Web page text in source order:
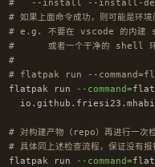
#   --install --install-
# 如果上面命令成功，则可能是环境
# e.g. 不要在 vscode 的内建
#      或者一个干净的 shell 环
#
# flatpak run --
flatpak run
--command=
# 对构建产物（repo）再进行一次
# 具体同上述检查流程，保证没有报
flatpak run
--command=